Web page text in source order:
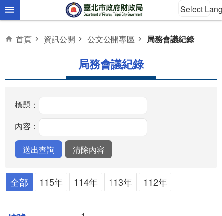
跳到主要內容區塊 Select
首頁 資訊公開 公文公開專區 局務會議紀錄
局務會議紀錄
標題：
內容：
全部 115年 114年 113年 112年